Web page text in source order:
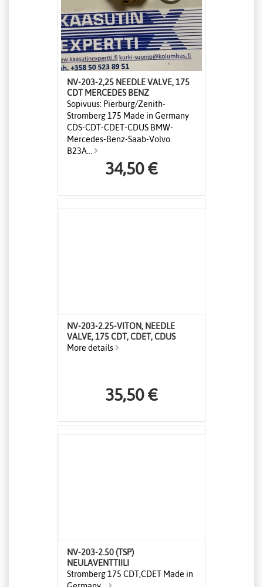
NV-203-2,25 NEEDLE VALVE, 175
CDT MERCEDES BENZ
Sopivuus: Pierburg/Zenith-
Stromberg 175 Made in Germany
CDS-CDT-CDET-CDUS BMW-
Mercedes-Benz-Saab-Volvo
B23A...
34,50 €
NV-203-2.25-VITON, NEEDLE
VALVE, 175 CDT, CDET, CDUS
More details
35,50 €
NV-203-2.50 (TSP)
NEULAVENTTIILI
Stromberg 175 CDT,CDET Made in